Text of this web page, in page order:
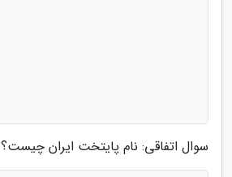
سوال اتفاقی: نام پایتخت ایران چیست؟